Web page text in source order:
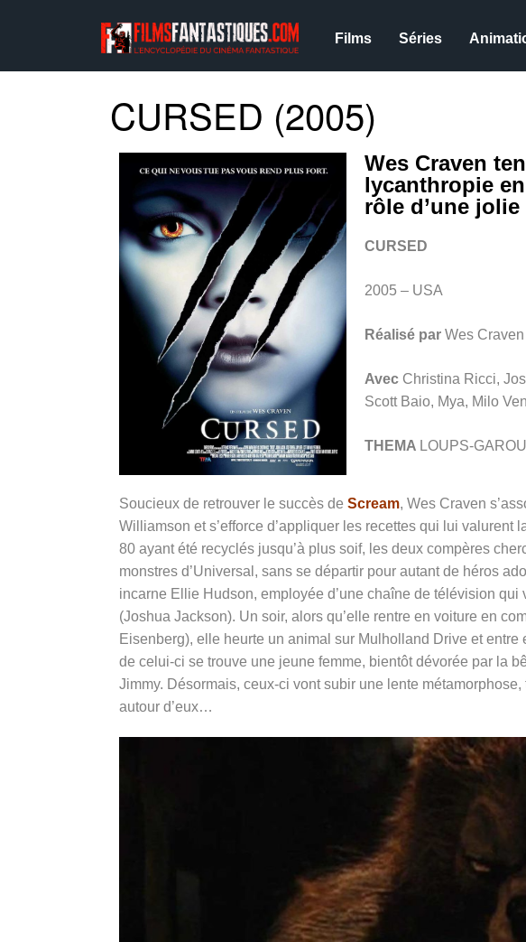
Films Séries
CURSED (2005)
Wes Craven
lycanthropie
rôle d’une
CURSED
2005 – USA
Réalisé par Wes Craven
Avec Christina Ricci,
Scott Baio, Mya, Milo
THEMA LOUPS-
Soucieux de retrouver le succès de Scream, Wes Craven
Williamson et s’efforce d’appliquer les recettes qui lui
80 ayant été recyclés jusqu’à plus soif, les deux compères
monstres d’Universal, sans se départir pour autant de héros
incarne Ellie Hudson, employée d’une chaîne de télévision qui
(Joshua Jackson). Un soir, alors qu’elle rentre en voiture en
Eisenberg), elle heurte un animal sur Mulholland Drive et
de celui-ci se trouve une jeune femme, bientôt dévorée par la
Jimmy. Désormais, ceux-ci vont subir une lente
autour d’eux…